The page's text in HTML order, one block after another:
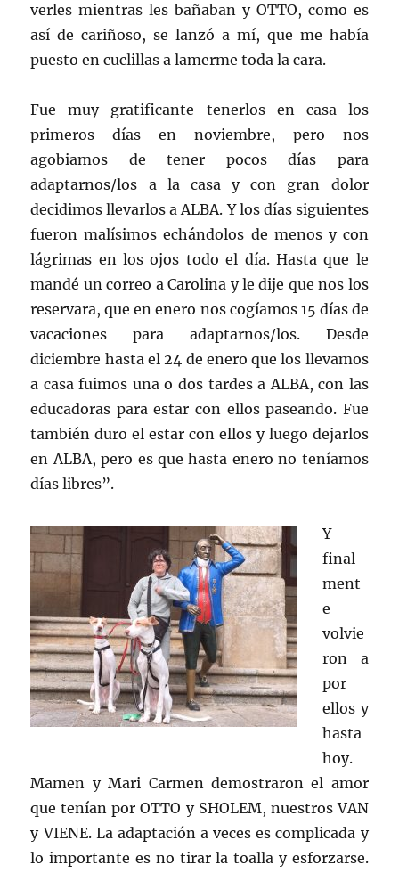
verles mientras les bañaban y OTTO, como es
así de cariñoso, se lanzó a mí, que me había
puesto en cuclillas a lamerme toda la cara.
Fue muy gratificante tenerlos en casa los
primeros días en noviembre, pero nos
agobiamos de tener pocos días para
adaptarnos/los a la casa y con gran dolor
decidimos llevarlos a ALBA. Y los días siguientes
fueron malísimos echándolos de menos y con
lágrimas en los ojos todo el día. Hasta que le
mandé un correo a Carolina y le dije que nos los
reservara, que en enero nos cogíamos 15 días de
vacaciones para adaptarnos/los. Desde
diciembre hasta el 24 de enero que los llevamos
a casa fuimos una o dos tardes a ALBA, con las
educadoras para estar con ellos paseando. Fue
también duro el estar con ellos y luego dejarlos
en ALBA, pero es que hasta enero no teníamos
días libres”.
Y
final
ment
e
volvie
ron a
por
ellos y
hasta
hoy.
Mamen y Mari Carmen demostraron el amor
que tenían por OTTO y SHOLEM, nuestros VAN
y VIENE. La adaptación a veces es complicada y
lo importante es no tirar la toalla y esforzarse.